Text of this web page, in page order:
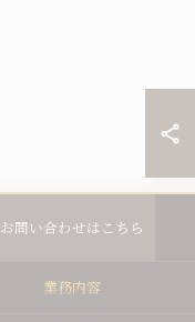
お問い合わせはこちら
業務内容